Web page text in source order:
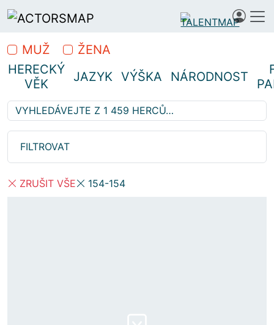
MUŽ
ŽENA
HERECKÝ
VĚK
JAZYK VÝŠKA NÁRODNOST
FILTROVAT
ZRUŠIT VŠE 154-154